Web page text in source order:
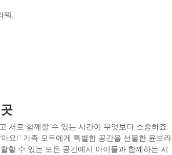
워.
서로 함께할 수 있는 시간이 무엇보다 소중하죠.
요!” 가족 모두에게 특별한 공간을 선물한 윤보라
할 수 있는 모든 공간에서 아이들과 함께하는 시